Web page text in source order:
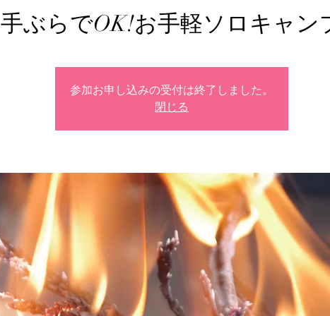
手ぶらでOK!お手軽ソロキャン
参加お申し込みの受付は終了しました。
閉じる